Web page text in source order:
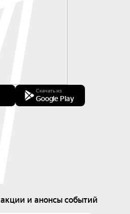
Скачать из
Google Play
и анонсы событий